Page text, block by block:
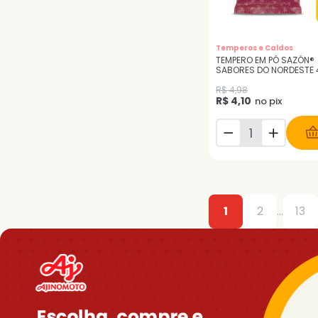
Temperos e Caldos
TEMPERO EM PÓ SAZÓN®
SABORES DO
R$ 4,98
R$ 4,10 no pix
1 2 ... 13